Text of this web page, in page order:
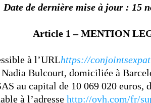
Date de dernière mise à jour : 15
Article 1 – MENTION
à l’URLhttps://
Nadia Bulcourt, domiciliée à
au capital de 10 069 020
à l’adresse http://ovh.com/fr/